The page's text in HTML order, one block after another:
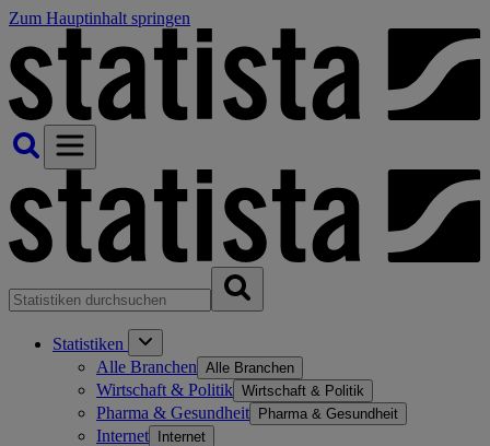
Zum Hauptinhalt springen
Statistiken
Alle Branchen Alle Branchen
Wirtschaft & Politik Wirtschaft & Politik
Pharma & Gesundheit Pharma & Gesundheit
Internet Internet